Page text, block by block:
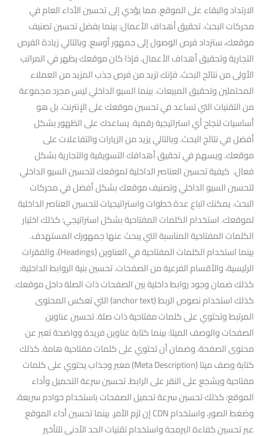
الارتداد والبقاء على الموقع. مما يؤدي إلى تحسين الأداء العام في
محركات البحث. تحقيق أهداف الأعمال: بينما بفضل تحسين تصنيف
موقعك، ستزداد فرص الوصول إلى جمهور أوسع. وبالتالي زيادة الفرص
التجارية وتحقيق أهداف الأعمال. فإذا كان موقعك يظهر في المراتب
الأولى من نتائج البحث. فإنك تزيد من فرص جذب المزيد من العملاء
المحتملين وتحقيق المبيعات. بينما السيو الداخلي ليس مجرد مجموعة
من التقنيات التي تساعد في تحسين موقعك على الإنترنت. بل هو
أساسيات لنجاح أي استراتيجية رقمية. يساعدك على الظهور بشكل
أفضل في نتائج البحث. وبالتالي يزيد من الزيارات والتفاعلات على
موقعك. ويسهم في تحقيق أهدافك التسويقية والتجارية بشكل
فعال. كيفية تحسين العناصر الداخلية لموقعك لتحسين السيو الداخلي
لتحسين السيو الداخلي وتصنيف موقعك بشكل أفضل في محركات
البحث. يمكنك اتباع عدة خطوات واستراتيجيات لتحسين العناصر الداخلية
لموقعك. استخدام الكلمات المفتاحية بشكل استراتيجي: كذلك اختيار
الكلمات المفتاحية المناسبة التي يبحث عنها جمهورك المستهدف.
بينما استخدام الكلمات المفتاحية في العناوين (Headings)، والفقرات
الرئيسية، والأقسام الفرعية من الصفحات. تحسين بنية الروابط الداخلية:
كذلك ضمان وجود روابط داخلية بين الصفحات ذات الصلة داخل موقعك.
كذلك استخدام نصوص الربط (anchor text) التي تعكس المحتوى
المرتبط وتحتوي على كلمات مفتاحية ذات صلة. تحسين عناوين
الصفحات والوصف الميتا: بينما كتابة عناوين فريدة وواضحة تعبر عن
محتوى الصفحة، وضمان أن تحتوي على كلمات مفتاحية هامة. كذلك
كتابة وصف ميتا (Meta Description) معبر وجذاب يحتوي على كلمات
مفتاحية ويشجع على النقر على الرابط. تحسين سرعة التحميل وأداء
الموقع: كذلك تحسين سرعة تحميل الصفحات باستخدام خوادم سريعة،
وضغط الصور، واستخدام CDN إن لزم الأمر. بينما تحسين أداء الموقع
عبر تحسين كفاءة البرمجة واستخدام تقنيات الحد الأدنى للتأخير